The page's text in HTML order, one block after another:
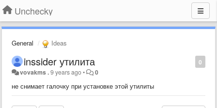
Unchecky
General Ideas
0
inssider утилита
vovakms .9 years ago• 0
не снимает галочку при установке этой утилиты